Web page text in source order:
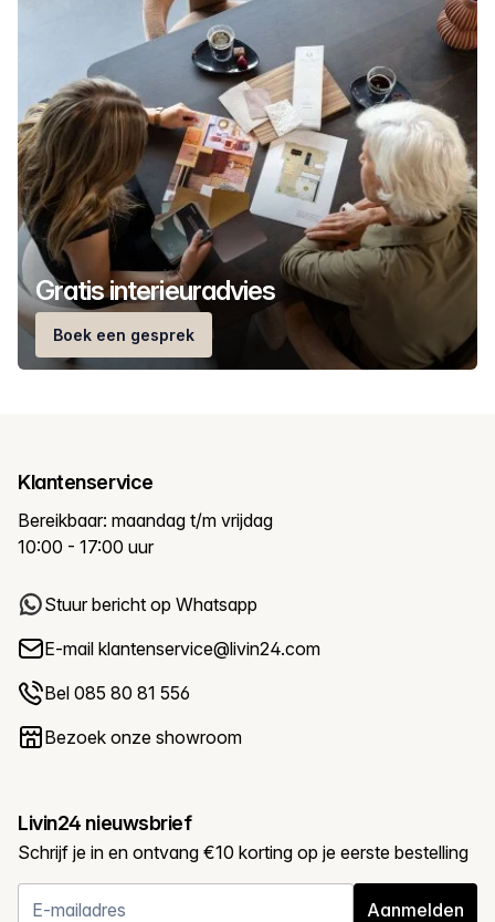
Gratis interieuradvies
Boek een gesprek
Klantenservice
Bereikbaar: maandag t/m vrijdag
10:00 - 17:00 uur
Stuur bericht op Whatsapp
E-mail klantenservice@livin24.com
Bel 085 80 81 556
Bezoek onze showroom
Livin24 nieuwsbrief
Schrijf je in en ontvang €10 korting op je eerste bestelling
Aanmelden